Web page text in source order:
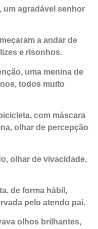
um agradável senhor
a andar de
e risonhos.
uma menina de
todos muito
com máscara
olhar de percepção
olhar de vivacidade,
de forma hábil,
pelo atendo pai.
olhos brilhantes,